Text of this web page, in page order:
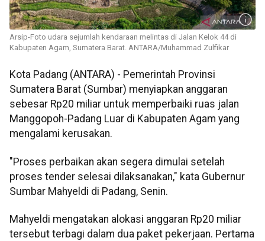
Arsip-Foto udara sejumlah kendaraan melintas di Jalan Kelok 44 di
Kabupaten Agam, Sumatera Barat. ANTARA/Muhammad Zulfikar
Kota Padang (ANTARA) - Pemerintah Provinsi
Sumatera Barat (Sumbar) menyiapkan anggaran
sebesar Rp20 miliar untuk memperbaiki ruas jalan
Manggopoh-Padang Luar di Kabupaten Agam yang
mengalami kerusakan.
"Proses perbaikan akan segera dimulai setelah
proses tender selesai dilaksanakan," kata Gubernur
Sumbar Mahyeldi di Padang, Senin.
Mahyeldi mengatakan alokasi anggaran Rp20 miliar
tersebut terbagi dalam dua paket pekerjaan. Pertama